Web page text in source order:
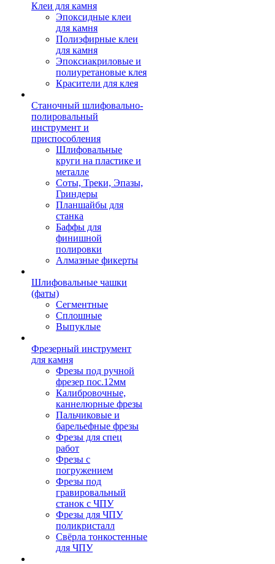
Клеи для камня
Эпоксидные клеи
для камня
Полиэфирные клеи
для камня
Эпоксиакриловые и
полиуретановые клея
Красители для клея
Станочный шлифовально-
полировальный
инструмент и
приспособления
Шлифовальные
круги на пластике и
металле
Соты, Треки, Эпазы,
Гриндеры
Планшайбы для
станка
Баффы для
финишной
полировки
Алмазные фикерты
Шлифовальные чашки
(фаты)
Сегментные
Сплошные
Выпуклые
Фрезерный инструмент
для камня
Фрезы под ручной
фрезер пос.12мм
Калибровочные,
каннелюрные фрезы
Пальчиковые и
барельефные фрезы
Фрезы для спец
работ
Фрезы с
погружением
Фрезы под
гравировальный
станок с ЧПУ
Фрезы для ЧПУ
поликристалл
Свёрла тонкостенные
для ЧПУ